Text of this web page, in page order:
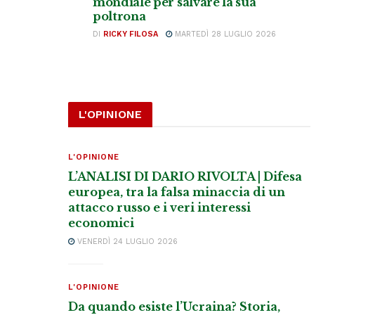
poltrona
DI RICKY FILOSA MARTEDÌ 28 LUGLIO 2026
L'OPINIONE
L'OPINIONE
L’ANALISI DI DARIO RIVOLTA | Difesa
europea, tra la falsa minaccia di un
attacco russo e i veri interessi
economici
VENERDÌ 24 LUGLIO 2026
L'OPINIONE
Da quando esiste l’Ucraina? Storia,